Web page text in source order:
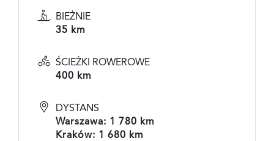
BIEŻNIE
35 km
ŚCIEŻKI ROWEROWE
400 km
DYSTANS
Warszawa: 1 780 km
Kraków: 1 680 km